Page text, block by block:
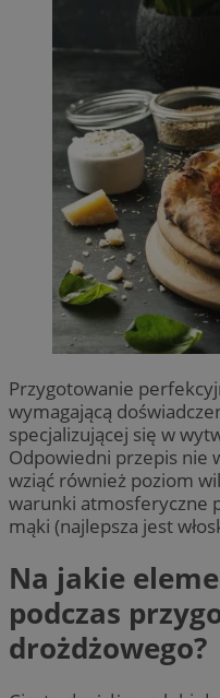
Przygotowanie
wymagającą
specjalizującej się w
Odpowiedni przepis nie
wziąć również poziom
warunki atmosferyczne
mąki (najlepsza jest
Na jakie
podczas
drożdżowego?